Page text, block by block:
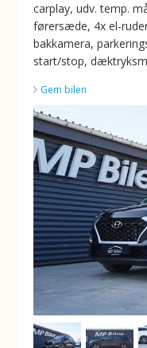
carplay, udv. temp.
førersæde, 4x el-
bakkamera,
start/stop,
Gem bilen